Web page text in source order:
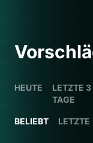
HEUTE
LETZTE 3
TAGE
BELIEBT LETZTE